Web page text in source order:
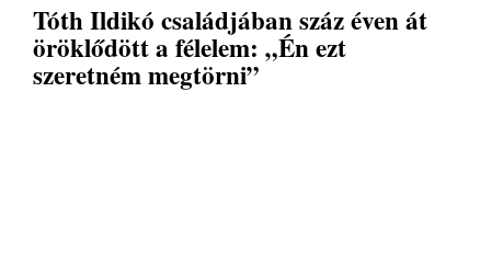
Tóth Ildikó családjában száz éven át
öröklődött a félelem: „Én ezt
szeretném megtörni”